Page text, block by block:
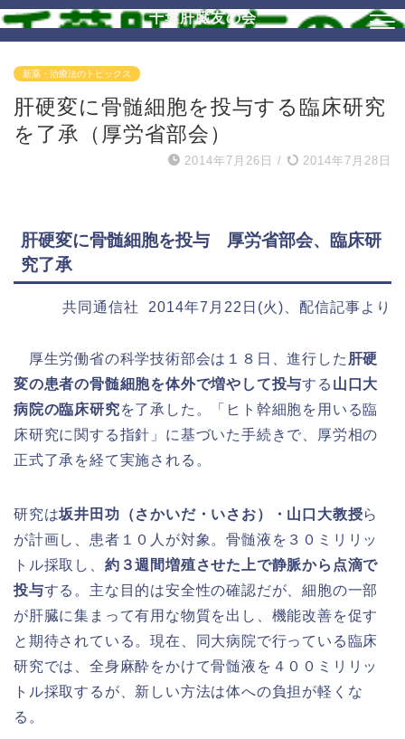
千葉肝臓友の会
新薬・治療法のトピックス
肝硬変に骨髄細胞を投与する臨床研究
を了承（厚労省部会）
2014年7月26日 / 2014年7月28日
肝硬変に骨髄細胞を投与 厚労省部会、臨床研
究了承
共同通信社 2014年7月22日(火)、配信記事より
厚生労働省の科学技術部会は１８日、進行した 肝硬
変の患者の骨髄細胞を体外で増やして投与する 山口大
病院の臨床研究を了承した。「ヒト幹細胞を用いる臨
床研究に関する指針」に基づいた手続きで、厚労相の
正式了承を経て実施される。
研究は坂井田功（さかいだ・いさお）・山口大教授ら
が計画し、患者１０人が対象。骨髄液を３０ミリリッ
トル採取し、 約３週間増殖させた上で静脈から点滴で
投与する。主な目的は安全性の確認だが、細胞の一部
が肝臓に集まって有用な物質を出し、機能改善を促す
と期待されている。現在、同大病院で行っている臨床
研究では、全身麻酔をかけて骨髄液を４００ミリリッ
トル採取するが、新しい方法は体への負担が軽くな
る。